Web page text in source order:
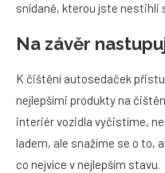
snídaně, kterou jste nestihli
Na závěr
K čištění autosedaček
nejlepšími produkty na
interiér vozidla vyčistíme,
ladem, ale snažíme se o to,
co nejvíce v nejlepším stavu.